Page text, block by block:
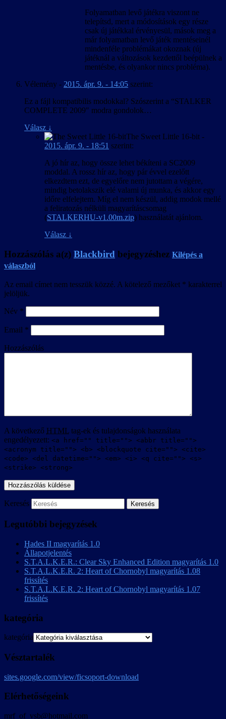
Folyamatban levő játékra viszont ne
telepítsd, mert a módosítások egy része
csak új játékkal érvényesül, mások meg a
már folyamatban levő játék mentéseinél
mindenféle problémákat okoznak (új
játéknál a változások kezdettől beépülnek a
mentésbe, és olyankor nincs probléma).
Vélemény - 2015. ápr. 9. - 14:05 szerint:
Ez a fájl kompatibilis modokkal? Szószerint a “STALKER
COMPLETE 2009″ modra gondolok…
Válasz ↓
The Sweet Little 16-bit -
2015. ápr. 9. - 18:51 szerint:
A jó hír az, hogy össze lehet békíteni a SC2009
moddal. A rossz hír az, hogy pár évvel ezelőtt
elkezdtem ezt, de egyelőre nem jutottam a végére,
mindig betolakszik elé valami új munka, és akkor egy
időre elfelejtem. Míg el nem készül, addig modok mellé
a feliratozás nélküli magyarításcsomag
(STALKERHU-v1.00m.zip) használatát ajánlom.
Válasz ↓
Hozzászólás a(z) Blackbird bejegyzéshez Kilépés a
válaszból
Az email címet nem tesszük közzé. A kötelező mezőket * karakterrel
jelöljük.
Név *
Email *
Hozzászólás
A következő HTML tag-ek és tulajdonságok használata
engedélyezett: <a href="" title=""> <abbr title="">
<acronym title=""> <b> <blockquote cite=""> <cite>
<code> <del datetime=""> <em> <i> <q cite=""> <s>
<strike> <strong>
Keresés
Legutóbbi bejegyzések
Hades II magyarítás 1.0
Állapotjelentés
S.T.A.L.K.E.R.: Clear Sky Enhanced Edition magyarítás 1.0
S.T.A.L.K.E.R. 2: Heart of Chornobyl magyarítás 1.08
frissítés
S.T.A.L.K.E.R. 2: Heart of Chornobyl magyarítás 1.07
frissítés
kategória
kategória
Vésztartalék
sites.google.com/view/ficsoport-download
Elérhetőségeink
mrf_of_vsb@hotmail.com